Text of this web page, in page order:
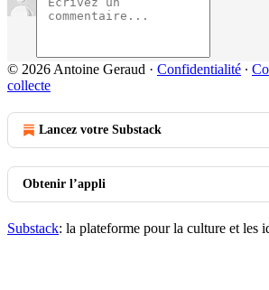
© 2026 Antoine Geraud · Confidentialité ∙
collecte
Lancez votre Substack
Obtenir l’appli
Substack: la plateforme pour la culture et les